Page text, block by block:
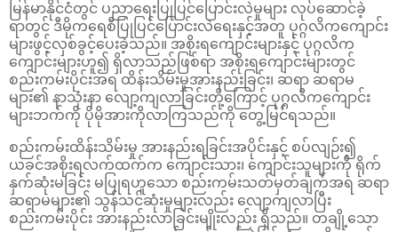
မြန်မာနိုင်ငံတွင် ပညာရေးပြုပြင်ပြောင်းလဲမှုများ လုပ်ဆောင်ခဲ့
ရာတွင် ဒီမိုကရေစီပြုပြင်ပြောင်းလဲရေးနှင့်အတူ ပုဂ္ဂလိကကျောင်း
များဖွင့်လှစ်ခွင့်ပေးခဲ့သည်။ အစိုးရကျောင်းများနှင့် ပုဂ္ဂလိက
ကျောင်းများဟူ၍ ရှိလာသည်ဖြစ်ရာ အစိုးရကျောင်းများတွင်
စည်းကမ်းပိုင်းအရ ထိန်းသိမ်းမှုအားနည်းခြင်း၊ ဆရာ ဆရာမ
များ၏ နာသုံးနာ လျော့ကျလာခြင်းတို့ကြောင့် ပုဂ္ဂလိကကျောင်း
များဘက်ကို ပိုမိုအားကိုလာကြသည်ကို တွေ့မြင်ရသည်။
စည်းကမ်းထိန်းသိမ်းမှု အားနည်းရခြင်းအပိုင်းနှင့် စပ်လျဉ်း၍
ယခင်အစိုးရလက်ထက်က ကျောင်းသား၊ ကျောင်းသူများကို ရိုက်
နှက်ဆုံးမခြင်း မပြုရဟူသော စည်းကမ်းသတ်မှတ်ချက်အရ ဆရာ
ဆရာမများ၏ သွန်သင်ဆုံးမှုများလည်း လျော့ကျလာပြီး
စည်းကမ်းပိုင်း အားနည်းလာခြင်းမျိုးလည်း ရှိသည်။ တချို့သော